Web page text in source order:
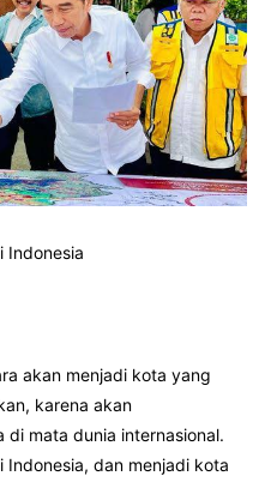
Indonesia
akan menjadi kota yang
karena akan
di mata dunia internasional.
dan menjadi kota